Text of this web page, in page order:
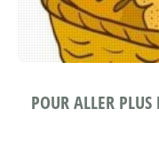
POUR ALLER